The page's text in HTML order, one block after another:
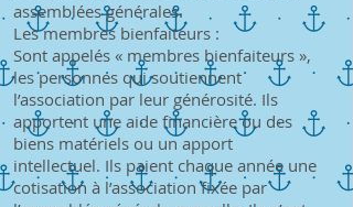
assemblées générales.
Les membres bienfaiteurs :
Sont appelés « membres bienfaiteurs »,
les personnes qui soutiennent
l’association par leur générosité. Ils
apportent une aide financière ou des
biens matériels ou un apport
intellectuel. Ils paient chaque année une
cotisation à l’association fixée par